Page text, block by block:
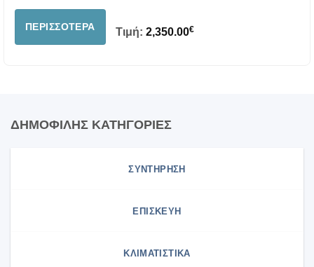
ΠΕΡΙΣΣΌΤΕΡΑ Τιμή: 2,350.00€
ΔΗΜΟΦΙΛΗΣ ΚΑΤΗΓΟΡΙΕΣ
ΣΥΝΤΗΡΗΣΗ
ΕΠΙΣΚΕΥΗ
ΚΛΙΜΑΤΙΣΤΙΚΑ